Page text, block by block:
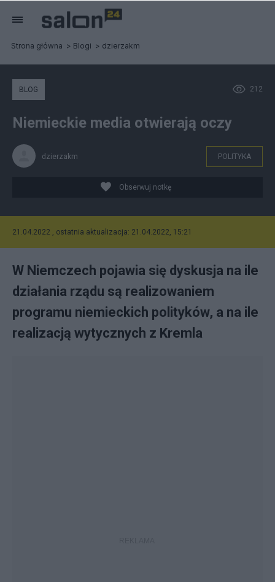
Strona główna Blogi dzierzakm
212
BLOG
Niemieckie media otwierają oczy
dzierzakm POLITYKA
Obserwuj notkę
21.04.2022 , ostatnia aktualizacja: 21.04.2022, 15:21
W Niemczech pojawia się dyskusja na ile
działania rządu są realizowaniem
programu niemieckich polityków, a na ile
realizacją wytycznych z Kremla